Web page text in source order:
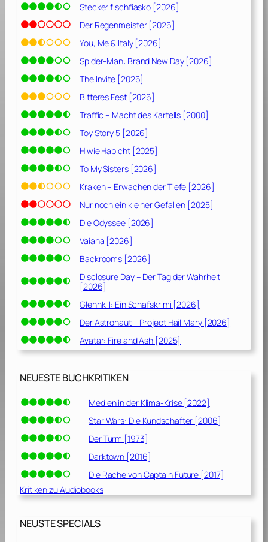
]
Steckerlfischfiasko [2026]
Der Regenmeister [2026]
You, Me & Italy [2026]
Spider-Man: Brand New Day [2026]
The Invite [2026]
Bitteres Fest [2026]
Traffic – Macht des Kartells [2000]
Toy Story 5 [2026]
H wie Habicht [2025]
To My Sisters [2026]
Kraken – Erwachen der Tiefe [2026]
Nur noch ein kleiner Gefallen [2025]
Die Odyssee [2026]
Vaiana [2026]
Backrooms [2026]
Disclosure Day – Der Tag der Wahrheit
[2026]
Glennkill: Ein Schafskrimi [2026]
Der Astronaut – Project Hail Mary [2026]
Avatar: Fire and Ash [2025]
NEUESTE BUCHKRITIKEN
Medien in der Klima-Krise [2022]
Star Wars: Die Kundschafter [2006]
Der Turm [1973]
Darktown [2016]
Die Rache von Captain Future [2017]
Kritiken zu Audiobooks
NEUSTE SPECIALS